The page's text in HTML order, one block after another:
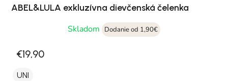
ABEL&LULA exkluzívna dievčenská čelenka
Skladom
Dodanie od 1,90€
€19,90
UNI